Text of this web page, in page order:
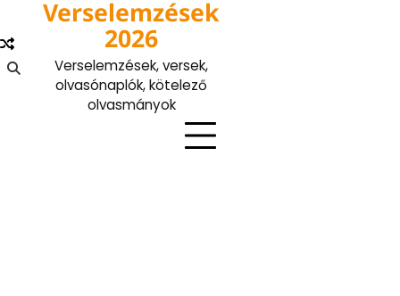
content
Verselemzések
2026
Verselemzések, versek,
olvasónaplók, kötelező
olvasmányok